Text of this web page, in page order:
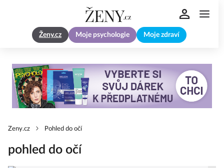
Ženy.cz Moje psychologie Moje zdraví
Zeny.cz Pohled do očí
pohled do očí